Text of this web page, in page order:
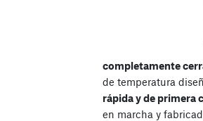
completamente
de temperatura
rápida y de primera
en marcha y